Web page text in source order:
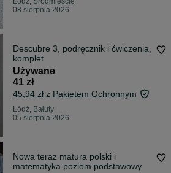
08 sierpnia 2026
Descubre 3, podręcznik i ćwiczenia,
komplet
Używane
41 zł
45,94 zł z Pakietem Ochronnym
Łódź, Bałuty
05 sierpnia 2026
Nowa teraz matura polski i
matematyka poziom podstawowy